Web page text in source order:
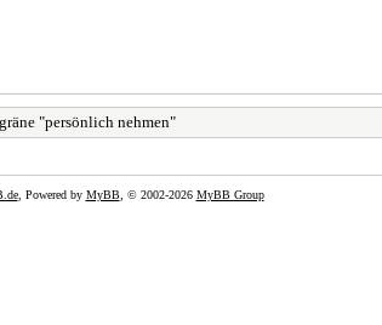
"persönlich nehmen"
, Powered by MyBB, © 2002-2026 MyBB Group